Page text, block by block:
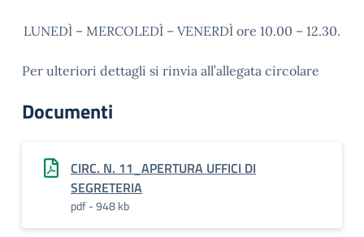
LUNEDÌ – MERCOLEDÌ – VENERDÌ ore 10.00 – 12.30.
Per ulteriori dettagli si rinvia all’allegata circolare
Documenti
CIRC. N. 11_APERTURA UFFICI DI
SEGRETERIA
pdf - 948 kb